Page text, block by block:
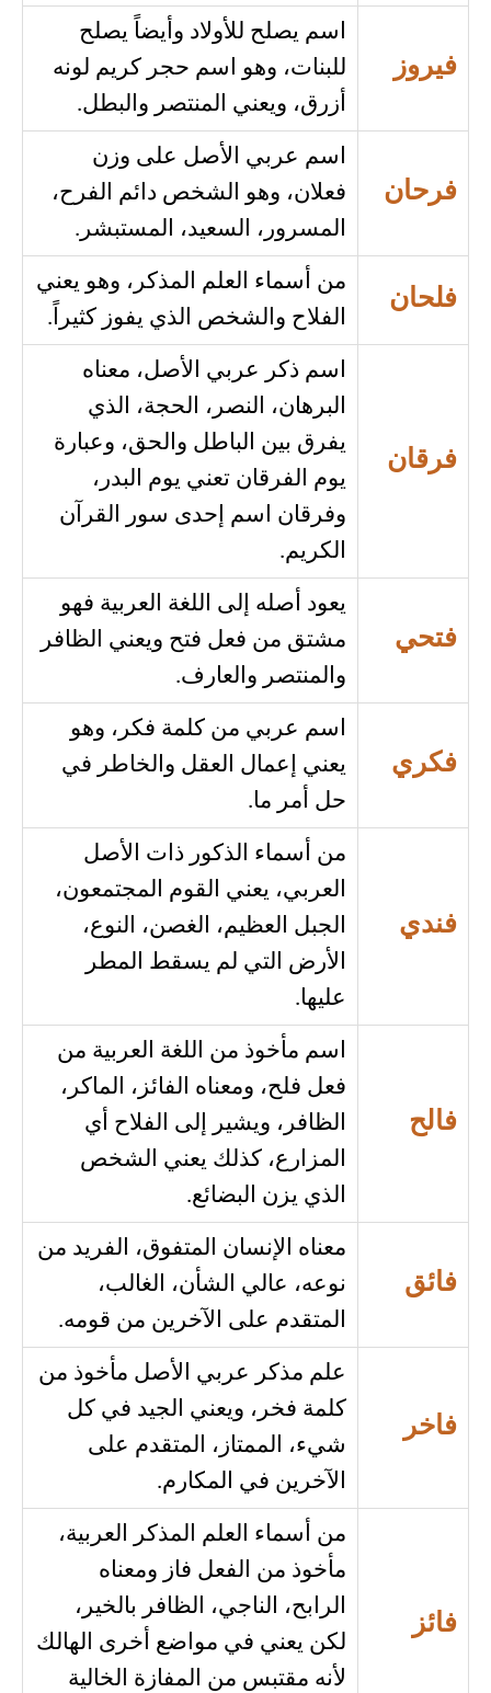
فيروز
اسم يصلح للأولاد وأيضاً يصلح
للبنات، وهو اسم حجر كريم لونه
أزرق، ويعني المنتصر والبطل.
فرحان
اسم عربي الأصل على وزن
فعلان، وهو الشخص دائم الفرح،
المسرور، السعيد، المستبشر.
فلحان
من أسماء العلم المذكر، وهو يعني
الفلاح والشخص الذي يفوز كثيراً.
فرقان
اسم ذكر عربي الأصل، معناه
البرهان، النصر، الحجة، الذي
يفرق بين الباطل والحق، وعبارة
يوم الفرقان تعني يوم البدر،
وفرقان اسم إحدى سور القرآن
الكريم.
فتحي
يعود أصله إلى اللغة العربية فهو
مشتق من فعل فتح ويعني الظافر
والمنتصر والعارف.
فكري
اسم عربي من كلمة فكر، وهو
يعني إعمال العقل والخاطر في
حل أمر ما.
فندي
من أسماء الذكور ذات الأصل
العربي، يعني القوم المجتمعون،
الجبل العظيم، الغصن، النوع،
الأرض التي لم يسقط المطر
عليها.
فالح
اسم مأخوذ من اللغة العربية من
فعل فلح، ومعناه الفائز، الماكر،
الظافر، ويشير إلى الفلاح أي
المزارع، كذلك يعني الشخص
الذي يزن البضائع.
فائق
معناه الإنسان المتفوق، الفريد من
نوعه، عالي الشأن، الغالب،
المتقدم على الآخرين من قومه.
فاخر
علم مذكر عربي الأصل مأخوذ من
كلمة فخر، ويعني الجيد في كل
شيء، الممتاز، المتقدم على
الآخرين في المكارم.
فائز
من أسماء العلم المذكر العربية،
مأخوذ من الفعل فاز ومعناه
الرابح، الناجي، الظافر بالخير،
لكن يعني في مواضع أخرى الهالك
لأنه مقتبس من المفازة الخالية